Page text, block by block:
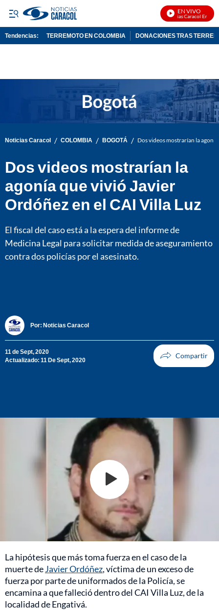
EN VIVO
Noticias Caracol En Vivo
Tendencias: TERREMOTO EN COLOMBIA DONACIONES TRAS
Noticias Caracol / COLOMBIA / BOGOTÁ / Dos videos mostrarían la
Dos videos mostrarían la
agonía que vivió Javier
Ordóñez en el CAI Villa Luz
El fiscal del caso está a la espera del informe de
Medicina Legal para solicitar medida de aseguramiento
contra dos policías por el asesinato.
Por: Noticias Caracol
11 de Sept, 2020
Actualizado: 11 De Sept, 2020
La hipótesis que más toma fuerza en el caso de la
muerte deJavier Ordóñez, víctima de un exceso de
fuerza por parte de uniformados de la Policía, se
encamina a que falleció dentro del CAI Villa Luz, de la
localidad de Engativá.